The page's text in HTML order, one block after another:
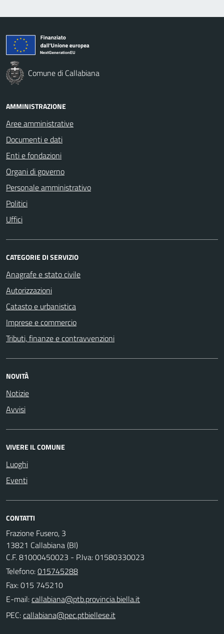
Comune di Callabiana
AMMINISTRAZIONE
Aree amministrative
Documenti e dati
Enti e fondazioni
Organi di governo
Personale amministrativo
Politici
Uffici
CATEGORIE DI SERVIZIO
Anagrafe e stato civile
Autorizzazioni
Catasto e urbanistica
Imprese e commercio
Tributi, finanze e contravvenzioni
NOVITÀ
Notizie
Avvisi
VIVERE IL COMUNE
Luoghi
Eventi
CONTATTI
Frazione Fusero, 3
13821 Callabiana (BI)
C.F. 81000450023 - P.Iva: 01580330023
Telefono:015745288
Fax: 015 745210
E-mail:
PEC: